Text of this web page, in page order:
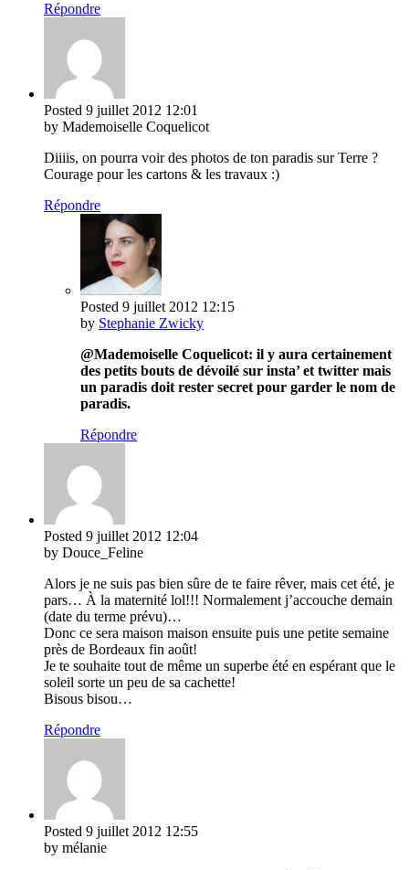
Répondre
Posted 9 juillet 2012 12:01
by Mademoiselle Coquelicot
Diiiis, on pourra voir des photos de ton paradis sur Terre ?
Courage pour les cartons & les travaux :)
Répondre
Posted 9 juillet 2012 12:15
by Stephanie Zwicky
@Mademoiselle Coquelicot: il y aura certainement
des petits bouts de dévoilé sur insta’ et twitter mais
un paradis doit rester secret pour garder le nom de
paradis.
Répondre
Posted 9 juillet 2012 12:04
by Douce_Feline
Alors je ne suis pas bien sûre de te faire rêver, mais cet été, je
pars… À la maternité lol!!! Normalement j’accouche demain
(date du terme prévu)…
Donc ce sera maison maison ensuite puis une petite semaine
près de Bordeaux fin août!
Je te souhaite tout de même un superbe été en espérant que le
soleil sorte un peu de sa cachette!
Bisous bisou…
Répondre
Posted 9 juillet 2012 12:55
by mélanie